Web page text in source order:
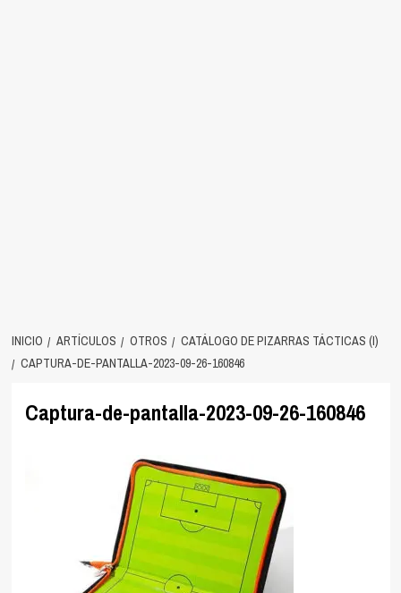
INICIO ARTÍCULOS OTROS
CATÁLOGO DE PIZARRAS TÁCTICAS (I)
CAPTURA-DE-PANTALLA-2023-09-26-160846
Captura-de-pantalla-2023-09-26-160846